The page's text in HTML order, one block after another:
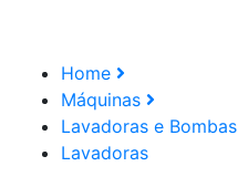
Home
Máquinas
Lavadoras e Bombas
Lavadoras